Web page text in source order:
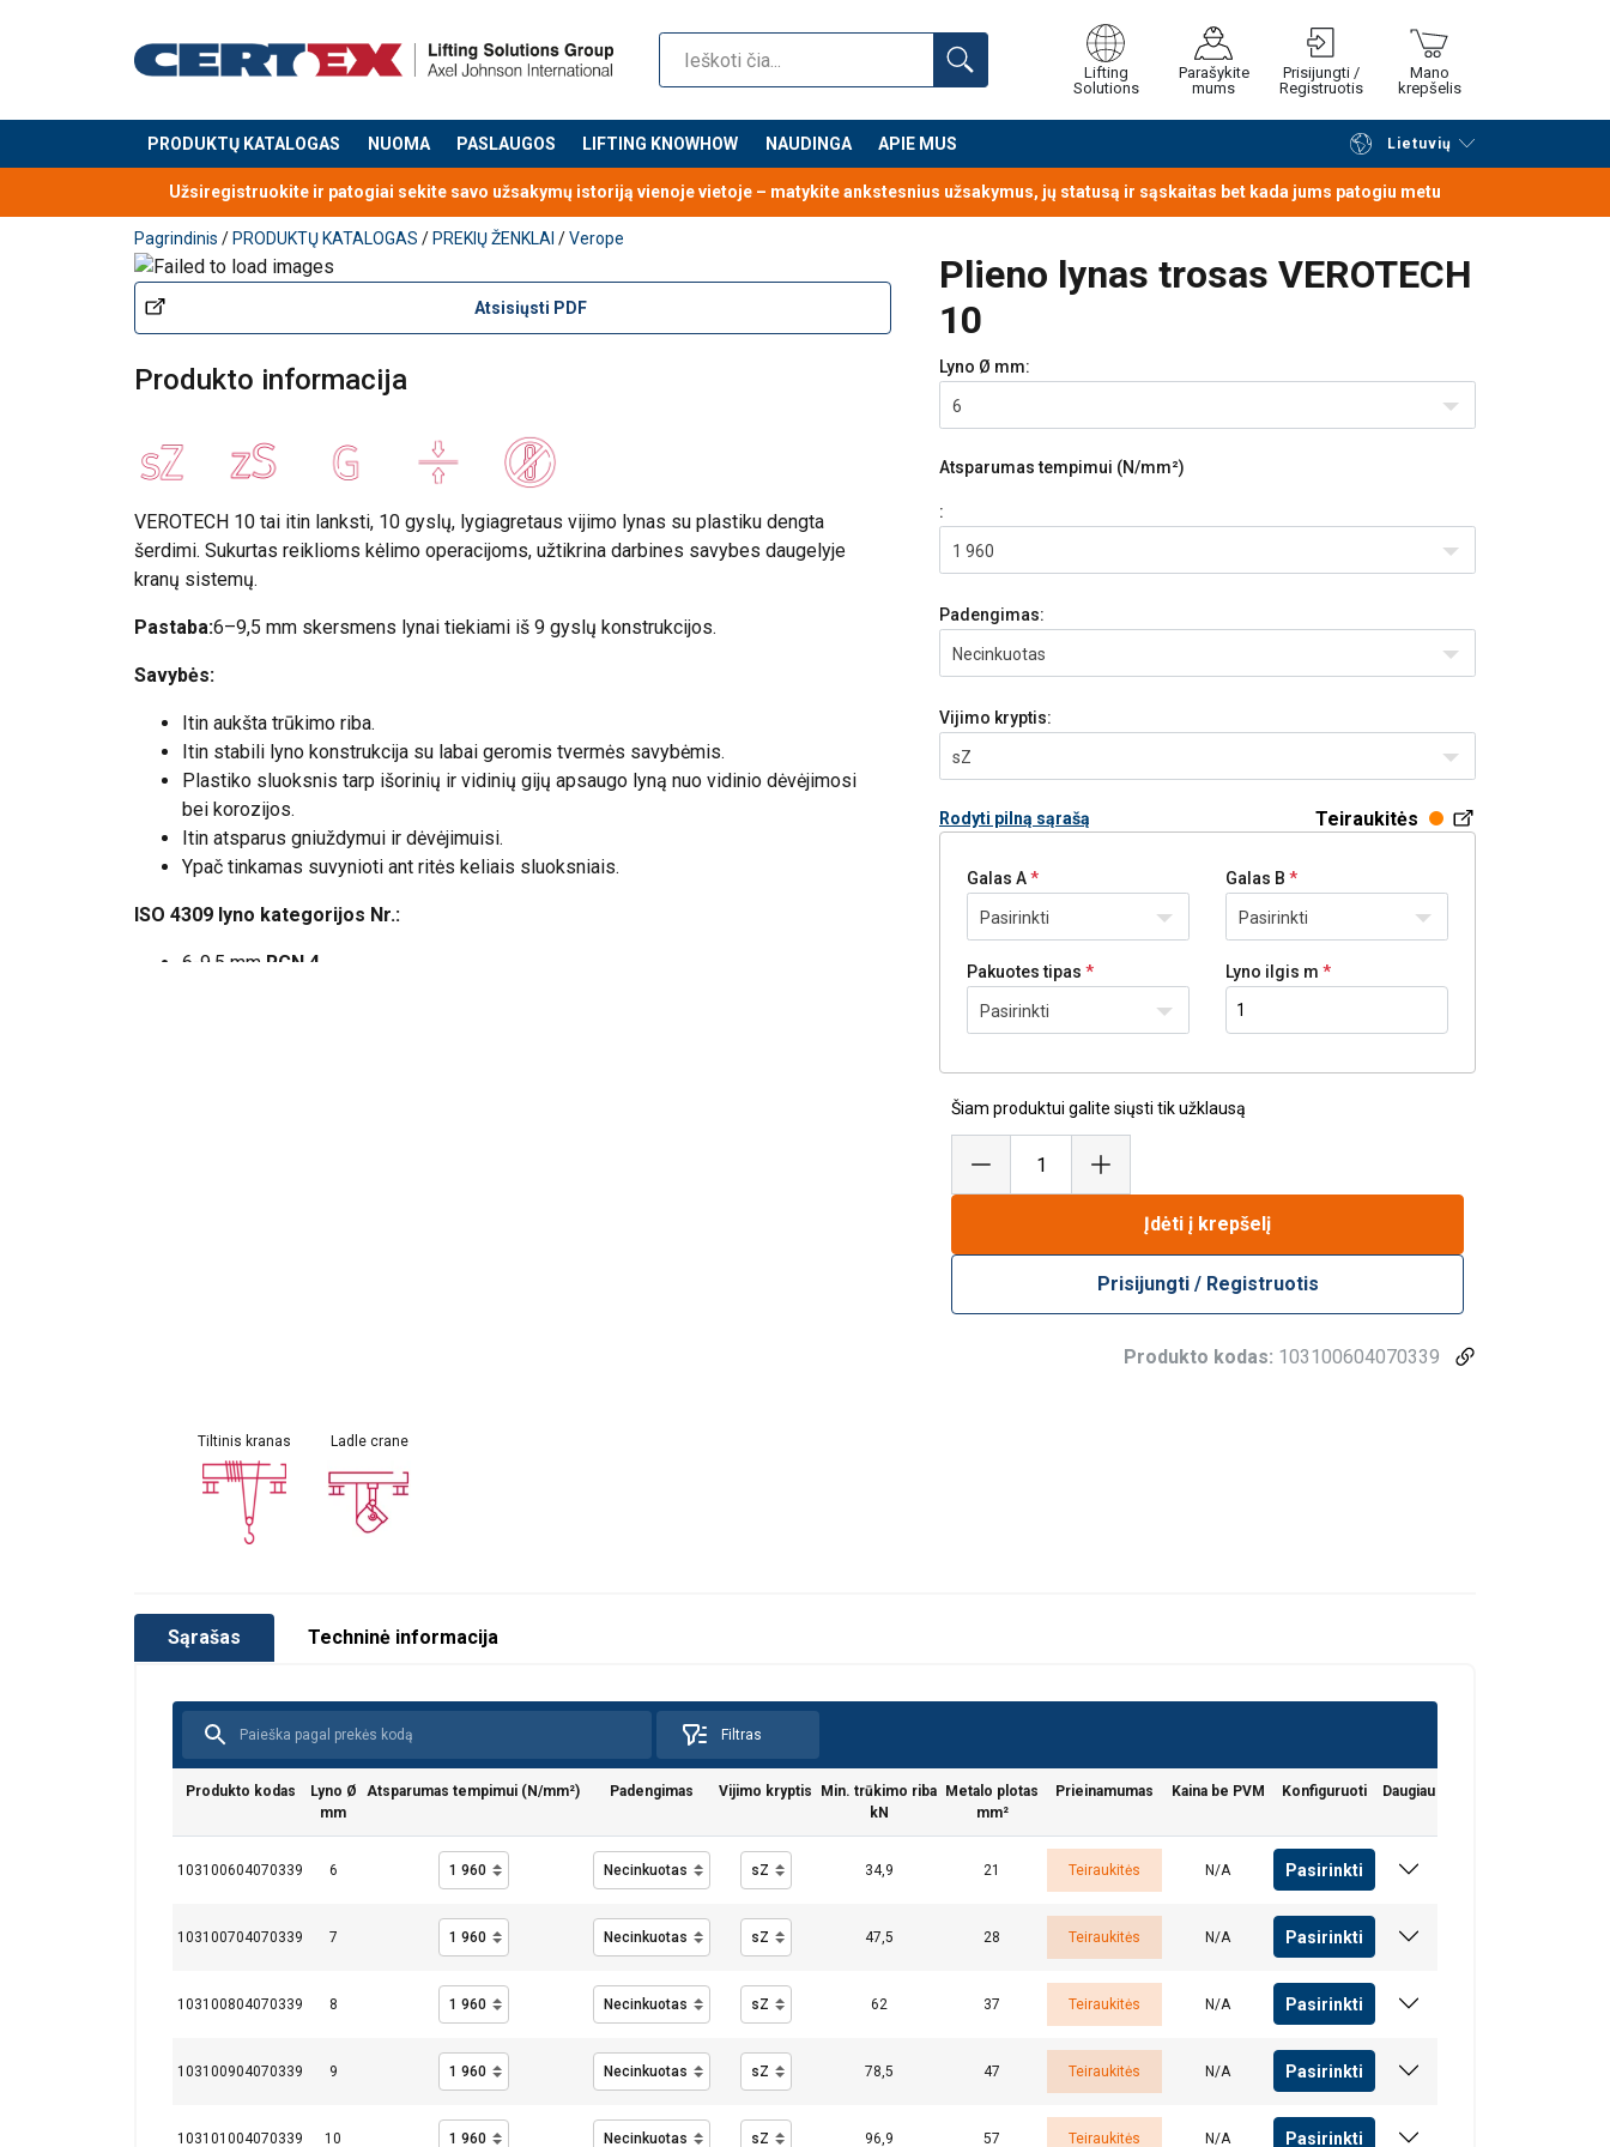
Lifting
Solutions
Parašykite
mums
Prisijungti /
Registruotis
Mano
krepšelis
PRODUKTŲ KATALOGAS NUOMA PASLAUGOS LIFTING KNOWHOW NAUDINGA APIE MUS Lietuvių
Produktas buvo pridėtas prie jūsų užklausos Tęsti naršymą Tęsti pirkimą
Užsiregistruokite ir patogiai sekite savo užsakymų istoriją vienoje vietoje – matykite ankstesnius užsakymus, jų statusą ir sąskaitas bet kada jums patogiu metu
Pagrindinis / PRODUKTŲ KATALOGAS / PREKIŲ ŽENKLAI /Verope
Plieno lynas trosas VEROTECH
10
Atsisiųsti PDF
Produkto informacija
VEROTECH 10 tai itin lanksti, 10 gyslų, lygiagretaus vijimo lynas su plastiku dengta
šerdimi. Sukurtas reiklioms kėlimo operacijoms, užtikrina darbines savybes daugelyje
kranų sistemų.
Pastaba:6–9,5 mm skersmens lynai tiekiami iš 9 gyslų konstrukcijos.
Savybės:
Itin aukšta trūkimo riba.
Itin stabili lyno konstrukcija su labai geromis tvermės savybėmis.
Plastiko sluoksnis tarp išorinių ir vidinių gijų apsaugo lyną nuo vidinio dėvėjimosi
bei korozijos.
Itin atsparus gniuždymui ir dėvėjimuisi.
Ypač tinkamas suvynioti ant ritės keliais sluoksniais.
ISO 4309 lyno kategorijos Nr.:
6-9.5 mm RCN.4.
Lyno Ø mm:
6
Atsparumas tempimui (N/mm²)
:
1 960
Padengimas:
Necinkuotas
Vijimo kryptis:
sZ
Rodyti pilną sąrašą Teiraukitės
Galas A
Pasirinkti
Galas B
Pasirinkti
Pakuotes tipas
Pasirinkti
Lyno ilgis m
Šiam produktui galite siųsti tik užklausą
Įdėti į krepšelį
Prisijungti / Registruotis
Produkto kodas: 103100604070339
Tiltinis kranas Ladle crane
Sąrašas Techninė informacija
Filtras
Produkto kodas
Lyno Ø
mm
Atsparumas tempimui (N/mm²) Padengimas Vijimo kryptis
Min. trūkimo riba
kN
Metalo plotas
mm²
Prieinamumas Kaina be PVM Konfiguruoti Daugiau
103100604070339 6 34,9 21 Teiraukitės N/A Pasirinkti
103100704070339 7 47,5 28 Teiraukitės N/A Pasirinkti
103100804070339 8 62 37 Teiraukitės N/A Pasirinkti
103100904070339 9 78,5 47 Teiraukitės N/A Pasirinkti
103101004070339 10 96,9 57 Teiraukitės N/A Pasirinkti